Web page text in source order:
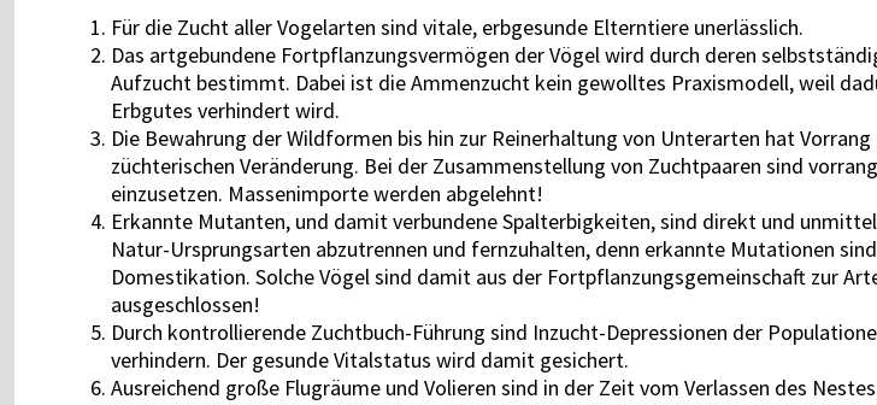
Für die Zucht aller Vogelarten sind vitale, erbgesunde Elterntiere unerlässlich.
Das artgebundene Fortpflanzungsvermögen der Vögel wird durch deren
Aufzucht bestimmt. Dabei ist die Ammenzucht kein gewolltes Praxismodell, weil
Erbgutes verhindert wird.
Die Bewahrung der Wildformen bis hin zur Reinerhaltung von Unterarten hat
züchterischen Veränderung. Bei der Zusammenstellung von Zuchtpaaren sind
einzusetzen. Massenimporte werden abgelehnt!
Erkannte Mutanten, und damit verbundene Spalterbigkeiten, sind direkt und
Natur-Ursprungsarten abzutrennen und fernzuhalten, denn erkannte Mutationen
Domestikation. Solche Vögel sind damit aus der Fortpflanzungsgemeinschaft zur
ausgeschlossen!
Durch kontrollierende Zuchtbuch-Führung sind Inzucht-Depressionen der
verhindern. Der gesunde Vitalstatus wird damit gesichert.
Ausreichend große Flugräume und Volieren sind in der Zeit vom Verlassen des